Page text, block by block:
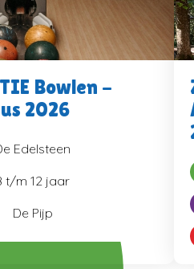
Bowlen -
2026
Edelsteen
t/m 12 jaar
De Pijp